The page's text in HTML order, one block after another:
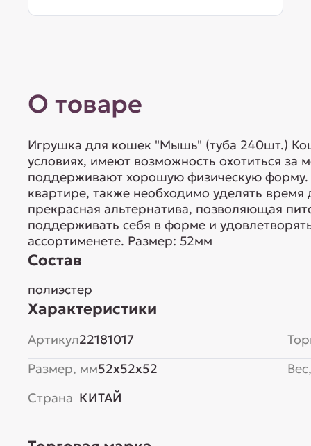
О товаре
Игрушка для кошек "Мышь" (туба 240шт.)
условиях, имеют возможность охотиться
поддерживают хорошую физическую
квартире, также необходимо уделять
прекрасная альтернатива, позволяющая
поддерживать себя в форме и
ассортименете. Размер: 52мм
Состав
полиэстер
Характеристики
Артикул22181017
Размер, мм52x52x52
Страна КИТАЙ